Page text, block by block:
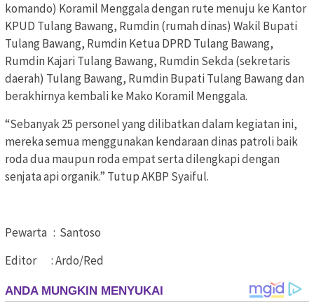
komando) Koramil Menggala dengan rute menuju ke Kantor
KPUD Tulang Bawang, Rumdin (rumah dinas) Wakil Bupati
Tulang Bawang, Rumdin Ketua DPRD Tulang Bawang,
Rumdin Kajari Tulang Bawang, Rumdin Sekda (sekretaris
daerah) Tulang Bawang, Rumdin Bupati Tulang Bawang dan
berakhirnya kembali ke Mako Koramil Menggala.
“Sebanyak 25 personel yang dilibatkan dalam kegiatan ini,
mereka semua menggunakan kendaraan dinas patroli baik
roda dua maupun roda empat serta dilengkapi dengan
senjata api organik.” Tutup AKBP Syaiful.
Pewarta : Santoso
Editor : Ardo/Red